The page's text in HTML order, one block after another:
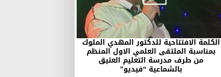
الكلمة الافتتاحية للدكتور المهدي الملوك
بمناسبة الملتقى العلمي الاول المنظم
من طرف مدرسة التعليم العتيق
بالشماعية “فيديو”